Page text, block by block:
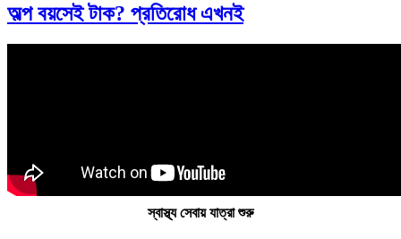
অল্প বয়সেই টাক? প্রতিরোধ এখনই
স্বাস্থ্য সেবায় যাত্রা শুরু